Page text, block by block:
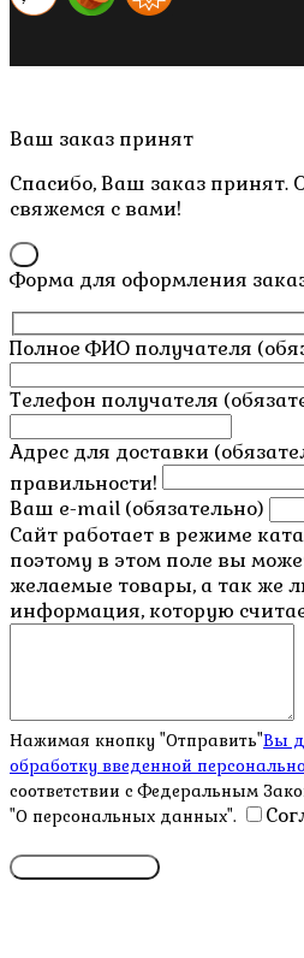
Пролистать
Ваш заказ принят
Спасибо, Ваш заказ принят.
свяжемся с вами!
Форма для оформления
Полное ФИО получателя
Телефон получателя
Адрес для доставки
правильности!
Ваш e-mail (обязательно)
Сайт работает в режиме
поэтому в этом поле вы
желаемые товары, а так же
информация, которую
Нажимая кнопку "Отправить"Вы
обработку введенной
соответствии с Федеральным
"О персональных данных".